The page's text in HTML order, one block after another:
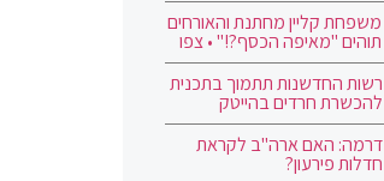
משפחת קליין מחתנת והאורחים
תוהים "מאיפה הכסף?!" • צפו
רשות החדשנות תתמוך בתכנית
להכשרת חרדים בהייטק
דרמה: האם ארה"ב לקראת
חדלות פירעון?